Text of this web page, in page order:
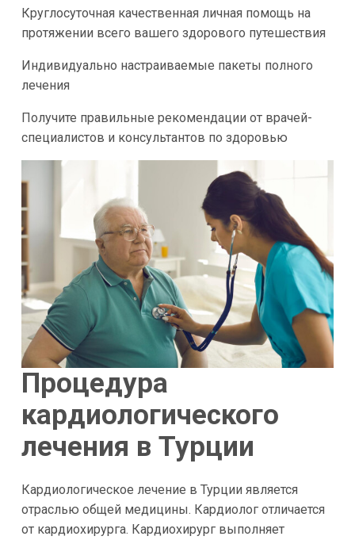
Круглосуточная качественная личная помощь на
протяжении всего вашего здорового путешествия
Индивидуально настраиваемые пакеты полного
лечения
Получите правильные рекомендации от врачей-
специалистов и консультантов по здоровью
Процедура
кардиологического
лечения в Турции
Кардиологическое лечение в Турции является
отраслью общей медицины. Кардиолог отличается
от кардиохирурга. Кардиохирург выполняет